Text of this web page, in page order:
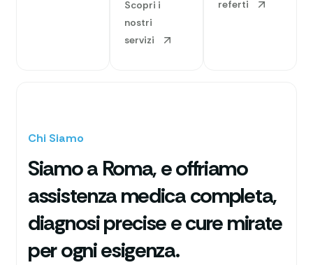
Scopri i
nostri
servizi
referti
Chi Siamo
Siamo a Roma, e offriamo
assistenza medica completa,
diagnosi precise e cure mirate
per ogni esigenza.